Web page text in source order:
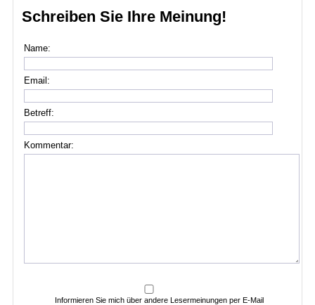
Schreiben Sie Ihre Meinung!
Name:
Email:
Betreff:
Kommentar:
Informieren Sie mich über andere Lesermeinungen per E-Mail